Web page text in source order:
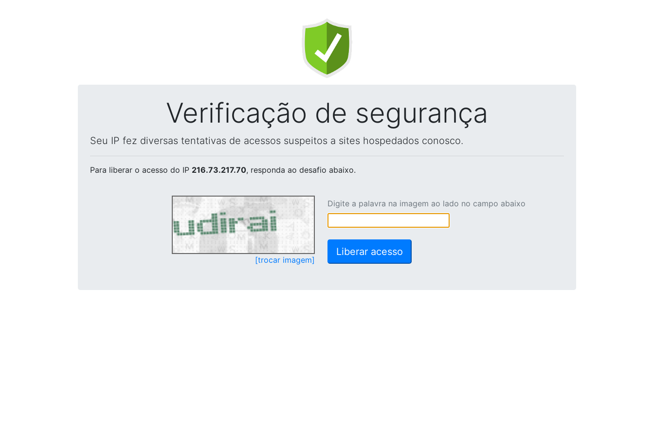
Verificação de segurança
Seu IP fez diversas tentativas de acessos suspeitos a sites hospedados conosco.
Para liberar o acesso do IP 216.73.217.70, responda ao desafio abaixo.
[trocar imagem]
Digite a palavra na imagem ao lado no campo abaixo